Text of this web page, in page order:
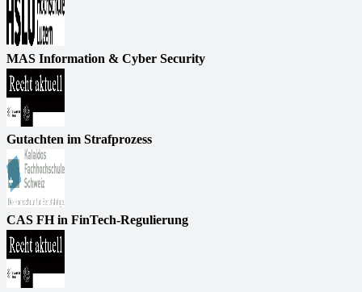
MAS Information & Cyber Security
Gutachten im Strafprozess
CAS FH in FinTech-Regulierung